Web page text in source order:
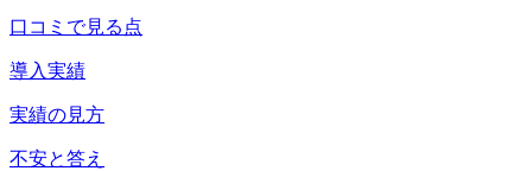
口コミで見る点
導入実績
実績の見方
不安と答え